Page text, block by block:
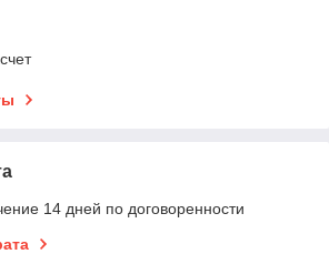
14 дней по договоренности